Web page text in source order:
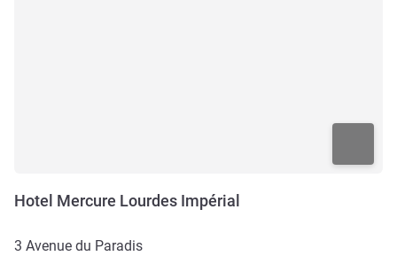
Hotel Mercure Lourdes Impérial
3 Avenue du Paradis